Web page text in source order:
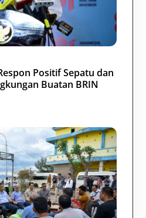
Positif Sepatu dan
Buatan BRIN